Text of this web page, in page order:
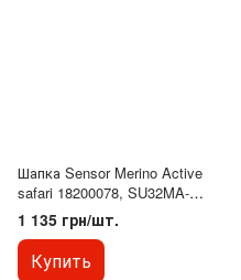
Шапка Sensor Merino Active
safari 18200078, SU32MA-
safari-M
1 135 грн/шт.
Купить